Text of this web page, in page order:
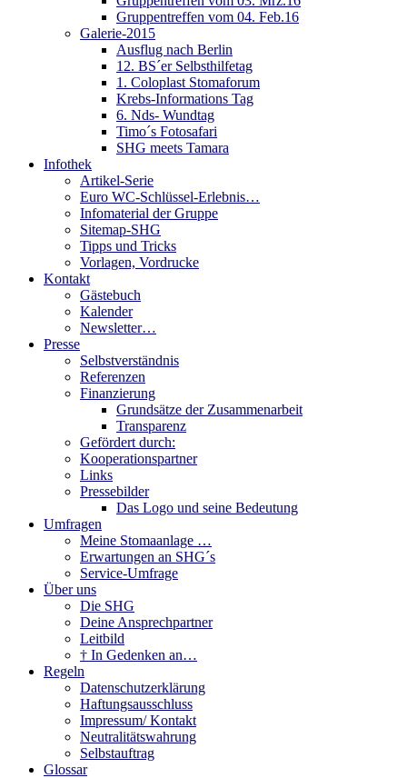
Gruppentreffen vom 04. Feb.16
Galerie-2015
Ausflug nach Berlin
12. BS´er Selbsthilfetag
1. Coloplast Stomaforum
Krebs-Informations Tag
6. Nds- Wundtag
Timo´s Fotosafari
SHG meets Tamara
Infothek
Artikel-Serie
Euro WC-Schlüssel-Erlebnis…
Infomaterial der Gruppe
Sitemap-SHG
Tipps und Tricks
Vorlagen, Vordrucke
Kontakt
Gästebuch
Kalender
Newsletter…
Presse
Selbstverständnis
Referenzen
Finanzierung
Grundsätze der Zusammenarbeit
Transparenz
Gefördert durch:
Kooperationspartner
Links
Pressebilder
Das Logo und seine Bedeutung
Umfragen
Meine Stomaanlage …
Erwartungen an SHG´s
Service-Umfrage
Über uns
Die SHG
Deine Ansprechpartner
Leitbild
† In Gedenken an…
Regeln
Datenschutzerklärung
Haftungsausschluss
Impressum/ Kontakt
Neutralitätswahrung
Selbstauftrag
Glossar